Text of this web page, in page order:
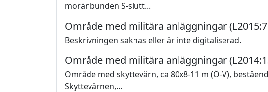
moränbunden S-slutt...
Område med militära anläggningar
Beskrivningen saknas eller är inte digitaliserad.
Område med militära anläggningar
Område med skyttevärn, ca 80x8-11 m (Ö-V),
Skyttevärnen,...